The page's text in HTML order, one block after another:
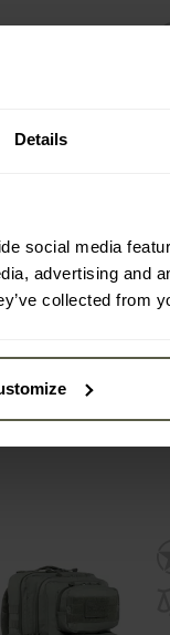
Details
social media
advertising and
collected from
- Large Assault
36 l - Urban
€